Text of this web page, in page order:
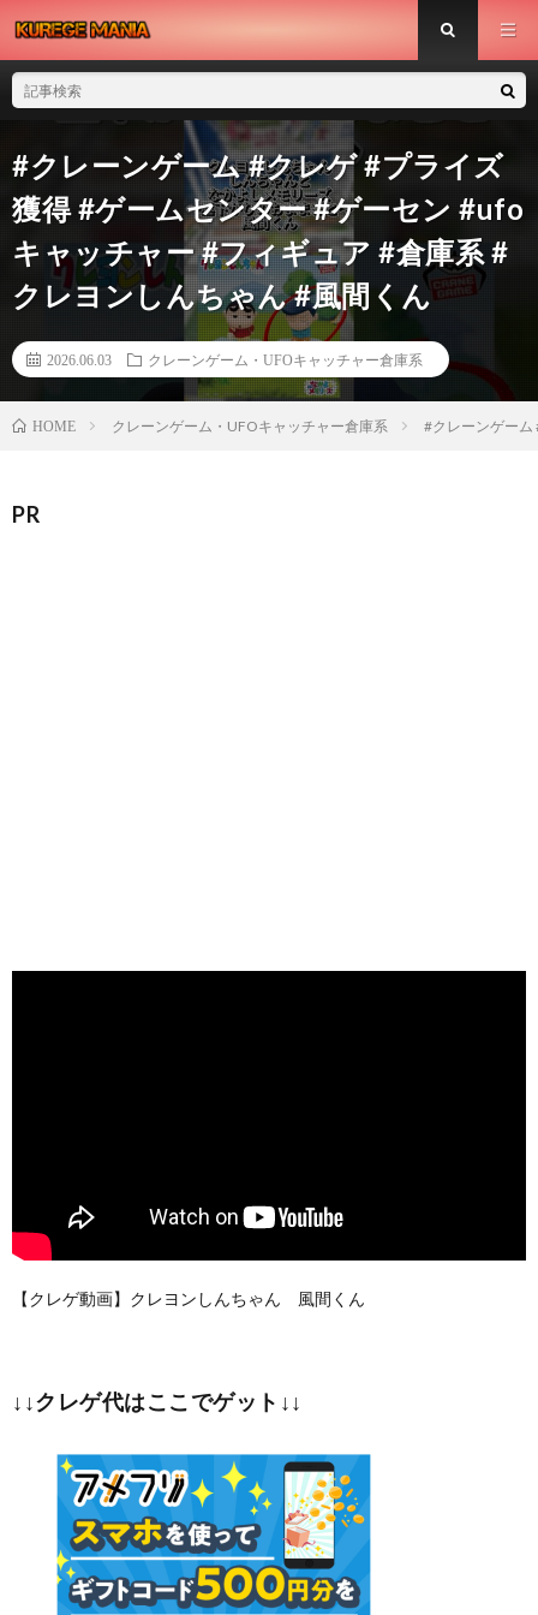
#クレーンゲーム #クレゲ #プライズ
獲得 #ゲームセンター #ゲーセン #ufo
キャッチャー #フィギュア #倉庫系 #
クレヨンしんちゃん #風間くん
2026.06.03 クレーンゲーム・UFOキャッチャー倉庫系
HOME クレーンゲーム・UFOキャッチャー倉庫系 #クレーンゲーム
PR
【クレゲ動画】クレヨンしんちゃん 風間くん
↓↓クレゲ代はここでゲット↓↓